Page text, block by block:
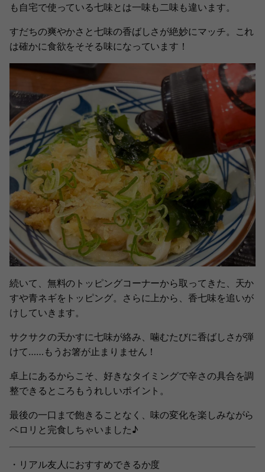
も自宅で使っている七味とは一味も二味も違います。
すだちの爽やかさと七味の香ばしさが絶妙にマッチ。これ
は確かに食欲をそそる味になっています！
続いて、無料のトッピングコーナーから取ってきた、天か
すや青ネギをトッピング。さらに上から、香七味を追いが
けしていきます。
サクサクの天かすに七味が絡み、噛むたびに香ばしさが弾
けて……もうお箸が止まりません！
卓上にあるからこそ、好きなタイミングで辛さの具合を調
整できるところもうれしいポイント。
最後の一口まで飽きることなく、味の変化を楽しみながら
ペロリと完食しちゃいました♪
・リアル友人におすすめできるか度